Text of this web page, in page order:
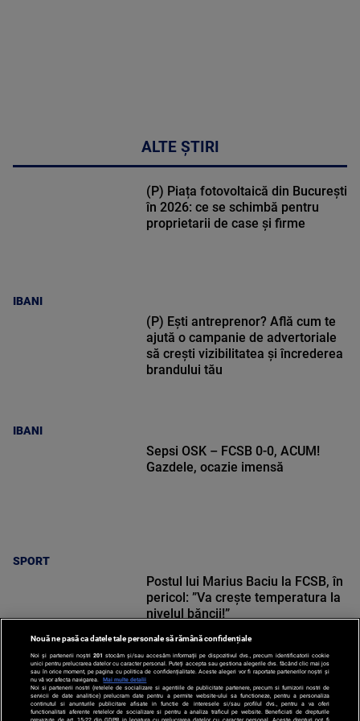
ALTE ȘTIRI
IBANI
(P) Piața fotovoltaică din București
în 2026: ce se schimbă pentru
proprietarii de case și firme
IBANI
(P) Ești antreprenor? Află cum te
ajută o campanie de advertoriale
să crești vizibilitatea și încrederea
brandului tău
SPORT
Sepsi OSK – FCSB 0-0, ACUM!
Gazdele, ocazie imensă
SPORT
Postul lui Marius Baciu la FCSB, în
pericol: ”Va crește temperatura la
nivelul băncii!”
Nouă ne pasă ca datele tale personale să rămână confidențiale
Noi și partenerii noștri 201 stocăm și/sau accesăm informații pe dispozitivul dvs., precum identificatorii cookie
unici pentru prelucrarea datelor cu caracter personal. Puteți accepta sau gestiona alegerile dvs. făcând clic mai jos
sau în orice moment, pe pagina cu politica de confidențialitate. Aceste alegeri vor fi raportate partenerilor noștri și
nu vă vor afecta navigarea.
Mai multe detalii
Noi si partenerii nostri (retelele de socializare si agentiile de publicitate partenere, precum si furnizorii nostri de
servicii de date analitice) prelucram date pentru a permite website-ului sa functioneze, pentru a personaliza
continutul si anunturile publicitare afisate in functie de interesele si/sau profilul dvs., pentru a va oferi
functionalitati aferente retelelor de socializare si pentru a analiza traficul pe website. Beneficiati de drepturile
prevazute de art. 15-22 din GDPR in legatura cu prelucrarea datelor cu caracter personal. Aceste drepturi pot fi